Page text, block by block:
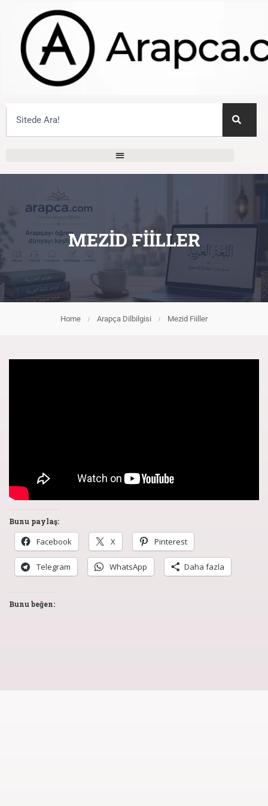
Home Arapça Dilbilgisi Mezid Fiiller
MEZID FIILLER
Bunu paylaş:
Facebook X Pinterest
Telegram WhatsApp Daha fazla
Bunu beğen: